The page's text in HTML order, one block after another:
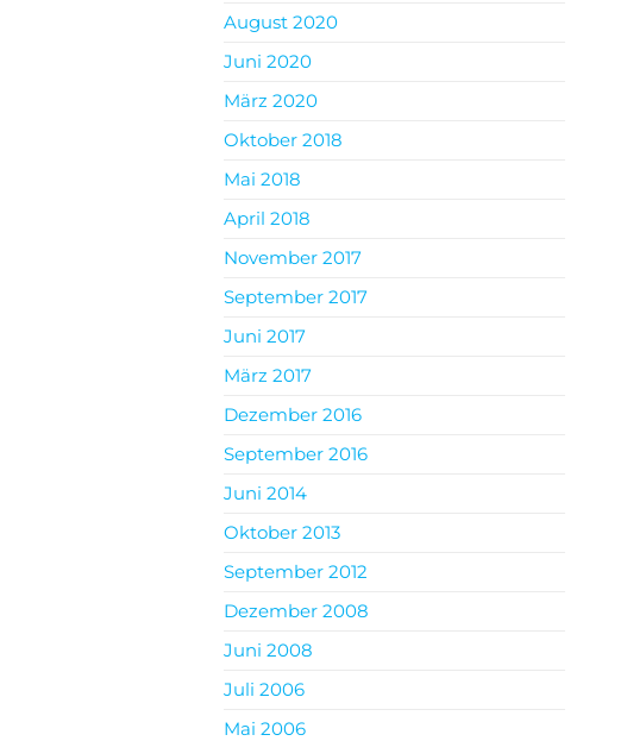
August 2020
Juni 2020
März 2020
Oktober 2018
Mai 2018
April 2018
November 2017
September 2017
Juni 2017
März 2017
Dezember 2016
September 2016
Juni 2014
Oktober 2013
September 2012
Dezember 2008
Juni 2008
Juli 2006
Mai 2006